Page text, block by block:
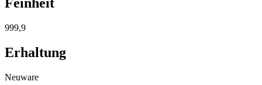
Feinheit
999,9
Erhaltung
Neuware